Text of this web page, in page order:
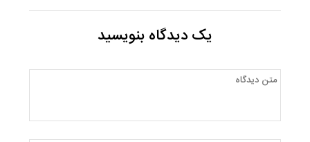
یک دیدگاه بنویسید